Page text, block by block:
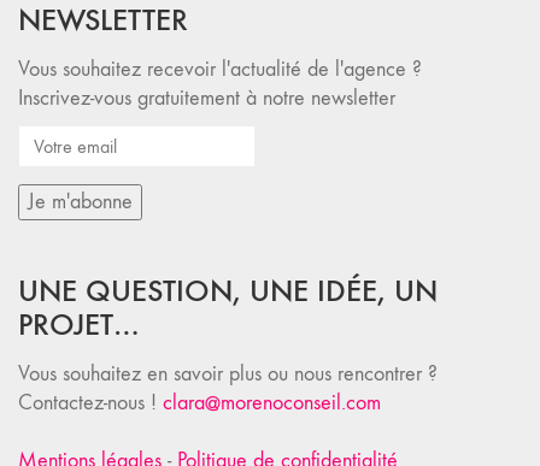
NEWSLETTER
Vous souhaitez recevoir l'actualité de l'agence ?
Inscrivez-vous gratuitement à notre newsletter
UNE QUESTION, UNE IDÉE, UN
PROJET…
Vous souhaitez en savoir plus ou nous rencontrer ?
Contactez-nous ! clara@morenoconseil.com
Mentions légales - Politique de confidentialité